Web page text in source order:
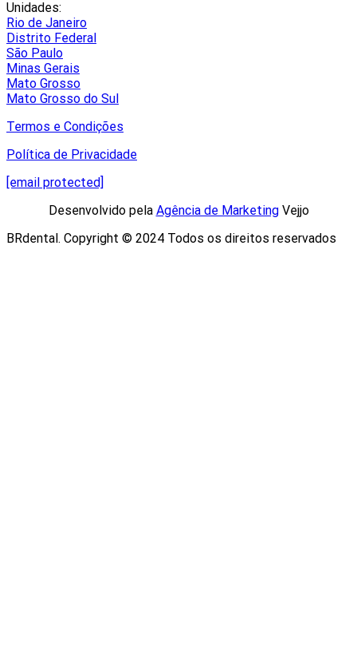
Unidades:
Rio de Janeiro
Distrito Federal
São Paulo
Minas Gerais
Mato Grosso
Mato Grosso do Sul
Termos e Condições
Política de Privacidade
[email protected]
Desenvolvido pela Agência de MarketingVejjo​
BRdental. Copyright © 2024 Todos os direitos reservados